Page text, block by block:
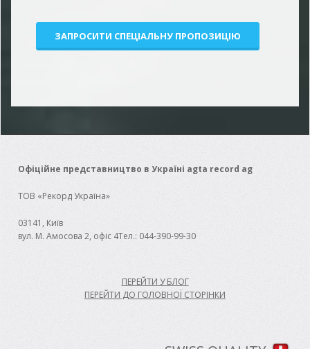
ЗАПРОСИТИ СПЕЦIАЛЬНУ ПРОПОЗИЦIЮ
Офіційне представництво в Україні agta record ag
ТОВ «Рекорд Україна»
03141, Київ
вул. М. Амосова 2, офіс 4Тел.: 044-390-99-30
ПЕРЕЙТИ У БЛОГ
ПЕРЕЙТИ ДО ГОЛОВНОЇ СТОРІНКИ